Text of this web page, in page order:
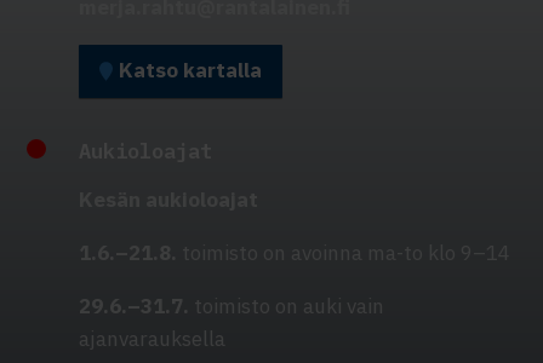
Katso kartalla
29.6.–31.7. toimisto on auki vain
ajanvarauksella